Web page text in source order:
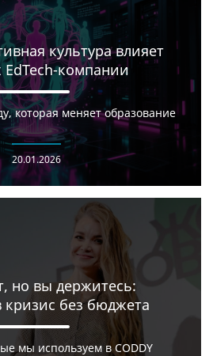
культура влияет
EdTech-компании
которая меняет образование
20.01.2026
но вы держитесь:
кризис без бюджета
мы используем в CODDY